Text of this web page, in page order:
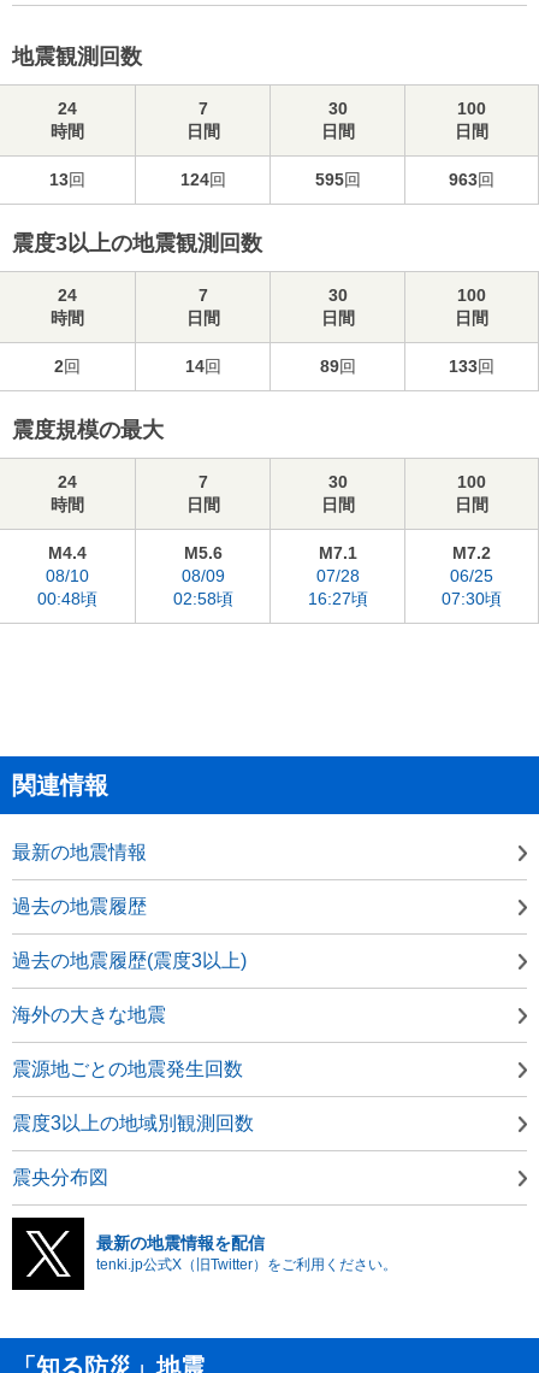
地震観測回数
24
時間
7
日間
30
日間
100
日間
13回 124回 595回 963回
震度3以上の地震観測回数
24
時間
7
日間
30
日間
100
日間
2回 14回 89回 133回
震度規模の最大
24
時間
7
日間
30
日間
100
日間
M4.4
08/10
00:48頃
M5.6
08/09
02:58頃
M7.1
07/28
16:27頃
M7.2
06/25
07:30頃
関連情報
最新の地震情報
過去の地震履歴
過去の地震履歴(震度3以上)
海外の大きな地震
震源地ごとの地震発生回数
震度3以上の地域別観測回数
震央分布図
最新の地震情報を配信
tenki.jp公式X（旧Twitter）をご利用ください。
「知る防災」地震